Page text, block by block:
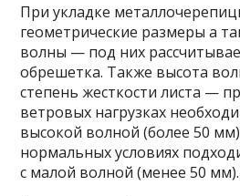
При укладке
геометрические размеры а
волны — под них
обрешетка. Также высота
степень жесткости листа —
ветровых нагрузках
высокой волной (более 50
нормальных условиях
с малой волной (менее 50 мм).